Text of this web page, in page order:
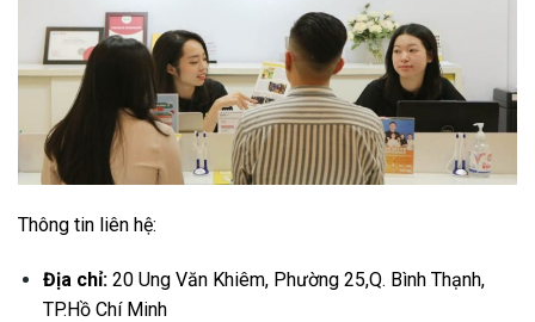
Thông tin liên hệ:
Địa chỉ:20 Ung Văn Khiêm, Phường 25,Q. Bình Thạnh,
TP.Hồ Chí Minh